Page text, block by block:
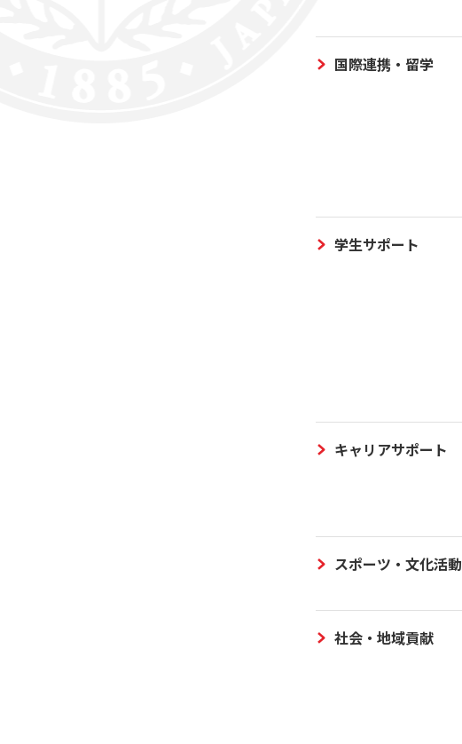
国際連携・留学
学生サポート
キャリアサポート
スポーツ・文化活動
社会・地域貢献